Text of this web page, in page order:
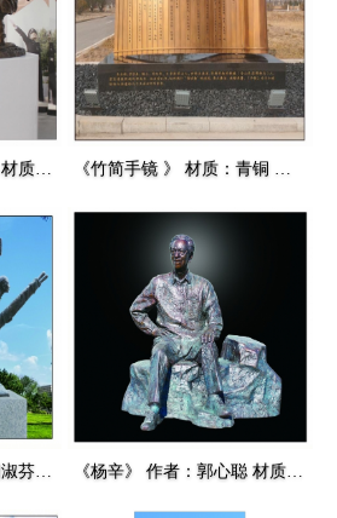
《铸魂》作者： 傅绍相 材质：青铜 高度：1.8m 安放：山东海化
《一战华工》 作者： 闫淑芬（比利时） 材质：青铜 高度：3.1m 安放：法国巴黎
《竹简手镜 》 材质：青铜 高度：2.2m 安放： 济阳
《杨辛》 作者：郭心聪 材质：青铜 高度：1.85m 安放：泰安